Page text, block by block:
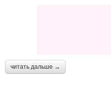
читать дальше →